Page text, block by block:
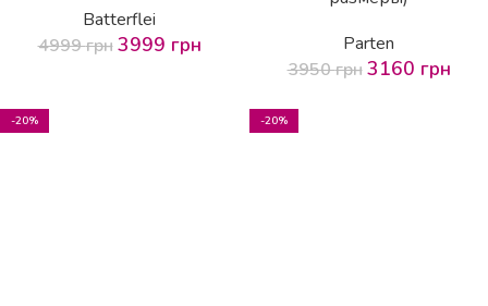
Batterflei
4999грн 3999 грн
Parten
3950грн 3160 грн
-20% -20%